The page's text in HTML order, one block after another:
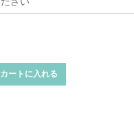
カートに入れる